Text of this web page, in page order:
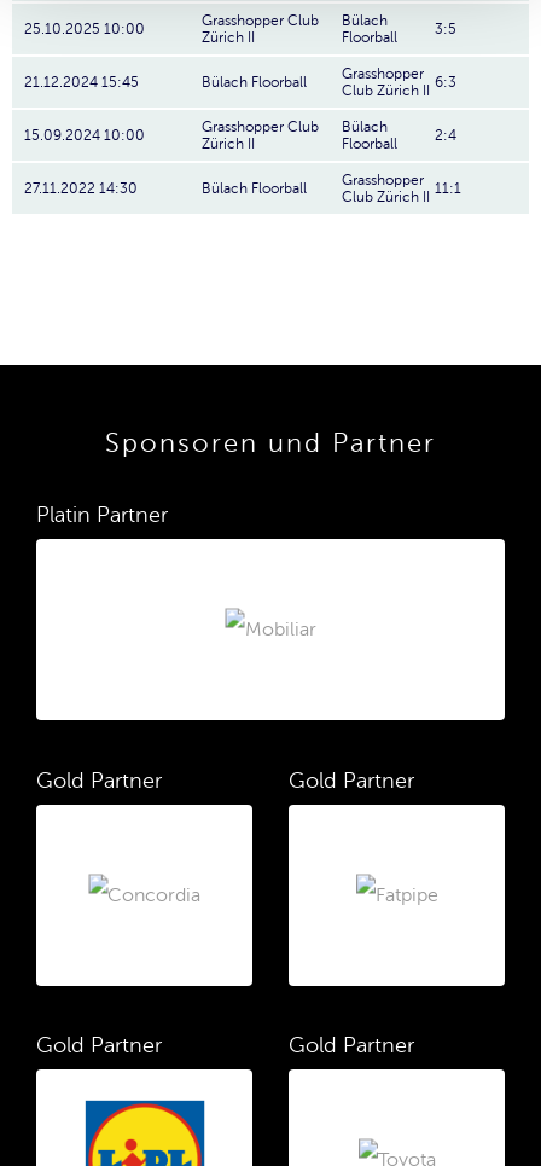
25.10.2025 10:00
Grasshopper Club
Zürich II
Bülach
Floorball
3:5
21.12.2024 15:45 Bülach Floorball
Grasshopper
Club Zürich II
6:3
15.09.2024 10:00
Grasshopper Club
Zürich II
Bülach
Floorball
2:4
27.11.2022 14:30 Bülach Floorball
Grasshopper
Club Zürich II
11:1
Sponsoren und Partner
Platin Partner
Gold Partner Gold Partner
Gold Partner Gold Partner